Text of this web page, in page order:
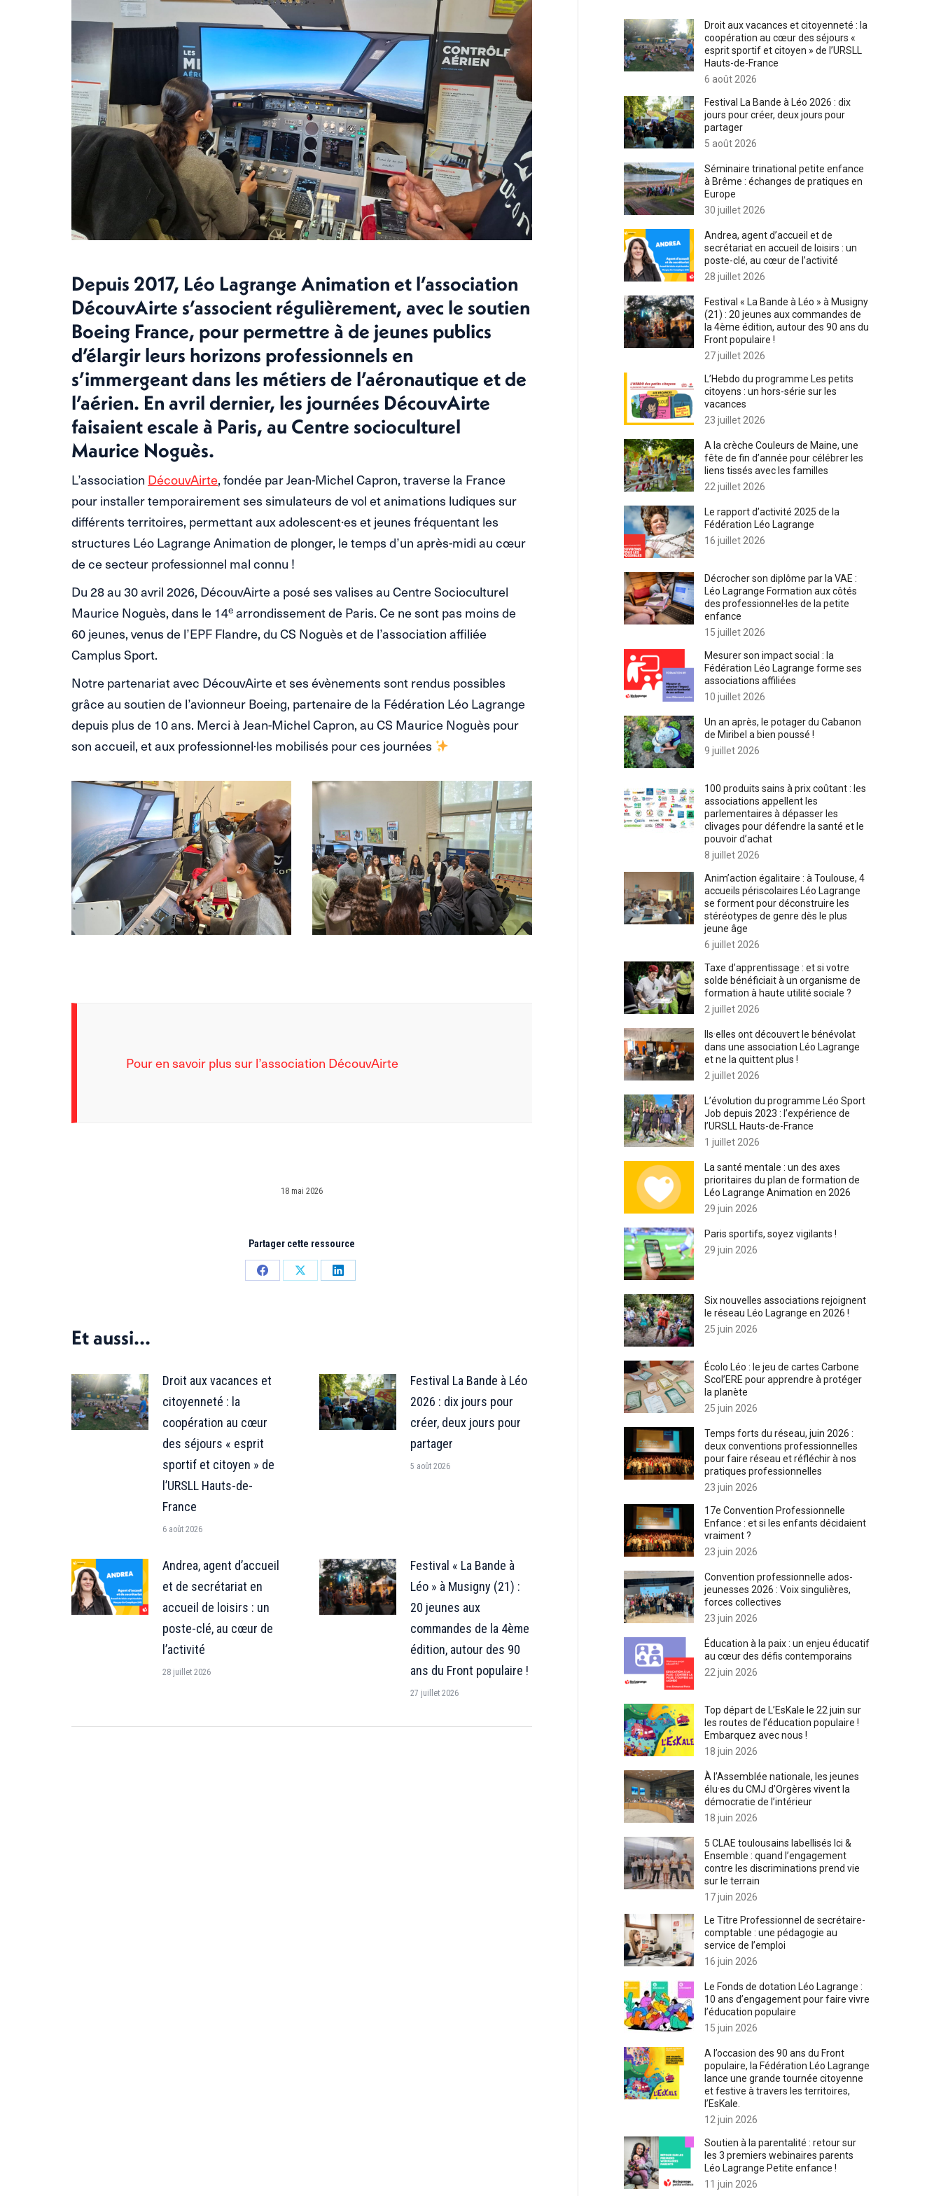
Depuis 2017, Léo Lagrange Animation et l’association
DécouvAirte s’associent régulièrement, avec le soutien
Boeing France, pour permettre à de jeunes publics
d’élargir leurs horizons professionnels en
s’immergeant dans les métiers de l’aéronautique et de
l’aérien. En avril dernier, les journées DécouvAirte
faisaient escale à Paris, au Centre socioculturel
Maurice Noguès.
L’association DécouvAirte, fondée par Jean-Michel Capron, traverse la France
pour installer temporairement ses simulateurs de vol et animations ludiques sur
différents territoires, permettant aux adolescent·es et jeunes fréquentant les
structures Léo Lagrange Animation de plonger, le temps d’un après-midi au cœur
de ce secteur professionnel mal connu !
Du 28 au 30 avril 2026, DécouvAirte a posé ses valises au Centre Socioculturel
Maurice Noguès, dans le 14earrondissement de Paris. Ce ne sont pas moins de
60 jeunes, venus de l’EPF Flandre, du CS Noguès et de l’association affiliée
Camplus Sport.
Notre partenariat avec DécouvAirte et ses évènements sont rendus possibles
grâce au soutien de l’avionneur Boeing, partenaire de la Fédération Léo Lagrange
depuis plus de 10 ans. Merci à Jean-Michel Capron, au CS Maurice Noguès pour
son accueil, et aux professionnel·les mobilisés pour ces journées
Pour en savoir plus sur l’association DécouvAirte
18 mai 2026
Partager cette ressource
PartagerPartagerPartager
Et aussi...
Droit aux vacances et
citoyenneté : la
coopération au cœur
des séjours « esprit
sportif et citoyen » de
l’URSLL Hauts-de-
France
6 août 2026
Festival La Bande à Léo
2026 : dix jours pour
créer, deux jours pour
partager
5 août 2026
Andrea, agent d’accueil
et de secrétariat en
accueil de loisirs : un
poste-clé, au cœur de
l’activité
28 juillet 2026
Festival « La Bande à
Léo » à Musigny (21) :
20 jeunes aux
commandes de la 4ème
édition, autour des 90
ans du Front populaire !
27 juillet 2026
Droit aux vacances et citoyenneté : la
coopération au cœur des séjours «
esprit sportif et citoyen » de l’URSLL
Hauts-de-France
6 août 2026
Festival La Bande à Léo 2026 : dix
jours pour créer, deux jours pour
partager
5 août 2026
Séminaire trinational petite enfance
à Brême : échanges de pratiques en
Europe
30 juillet 2026
Andrea, agent d’accueil et de
secrétariat en accueil de loisirs : un
poste-clé, au cœur de l’activité
28 juillet 2026
Festival « La Bande à Léo » à Musigny
(21) : 20 jeunes aux commandes de
la 4ème édition, autour des 90 ans du
Front populaire !
27 juillet 2026
L’Hebdo du programme Les petits
citoyens : un hors-série sur les
vacances
23 juillet 2026
A la crèche Couleurs de Maine, une
fête de fin d’année pour célébrer les
liens tissés avec les familles
22 juillet 2026
Le rapport d’activité 2025 de la
Fédération Léo Lagrange
16 juillet 2026
Décrocher son diplôme par la VAE :
Léo Lagrange Formation aux côtés
des professionnel·les de la petite
enfance
15 juillet 2026
Mesurer son impact social : la
Fédération Léo Lagrange forme ses
associations affiliées
10 juillet 2026
Un an après, le potager du Cabanon
de Miribel a bien poussé !
9 juillet 2026
100 produits sains à prix coûtant : les
associations appellent les
parlementaires à dépasser les
clivages pour défendre la santé et le
pouvoir d’achat
8 juillet 2026
Anim’action égalitaire : à Toulouse, 4
accueils périscolaires Léo Lagrange
se forment pour déconstruire les
stéréotypes de genre dès le plus
jeune âge
6 juillet 2026
Taxe d’apprentissage : et si votre
solde bénéficiait à un organisme de
formation à haute utilité sociale ?
2 juillet 2026
Ils·elles ont découvert le bénévolat
dans une association Léo Lagrange
et ne la quittent plus !
2 juillet 2026
L’évolution du programme Léo Sport
Job depuis 2023 : l’expérience de
l’URSLL Hauts-de-France
1 juillet 2026
La santé mentale : un des axes
prioritaires du plan de formation de
Léo Lagrange Animation en 2026
29 juin 2026
Paris sportifs, soyez vigilants !
29 juin 2026
Six nouvelles associations rejoignent
le réseau Léo Lagrange en 2026 !
25 juin 2026
Écolo Léo : le jeu de cartes Carbone
Scol’ERE pour apprendre à protéger
la planète
25 juin 2026
Temps forts du réseau, juin 2026 :
deux conventions professionnelles
pour faire réseau et réfléchir à nos
pratiques professionnelles
23 juin 2026
17e Convention Professionnelle
Enfance : et si les enfants décidaient
vraiment ?
23 juin 2026
Convention professionnelle ados-
jeunesses 2026 : Voix singulières,
forces collectives
23 juin 2026
Éducation à la paix : un enjeu éducatif
au cœur des défis contemporains
22 juin 2026
Top départ de L’EsKale le 22 juin sur
les routes de l’éducation populaire !
Embarquez avec nous !
18 juin 2026
À l’Assemblée nationale, les jeunes
élu·es du CMJ d’Orgères vivent la
démocratie de l’intérieur
18 juin 2026
5 CLAE toulousains labellisés Ici &
Ensemble : quand l’engagement
contre les discriminations prend vie
sur le terrain
17 juin 2026
Le Titre Professionnel de secrétaire-
comptable : une pédagogie au
service de l’emploi
16 juin 2026
Le Fonds de dotation Léo Lagrange :
10 ans d’engagement pour faire vivre
l’éducation populaire
15 juin 2026
A l’occasion des 90 ans du Front
populaire, la Fédération Léo Lagrange
lance une grande tournée citoyenne
et festive à travers les territoires,
l’EsKale.
12 juin 2026
Soutien à la parentalité : retour sur
les 3 premiers webinaires parents
Léo Lagrange Petite enfance !
11 juin 2026